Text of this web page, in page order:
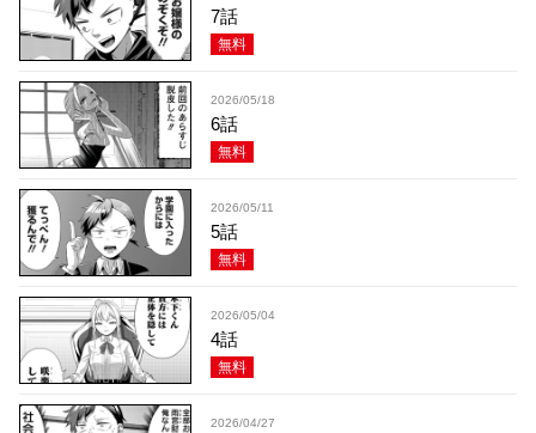
7話
無料
2026/05/18
6話
無料
2026/05/11
5話
無料
2026/05/04
4話
無料
2026/04/27